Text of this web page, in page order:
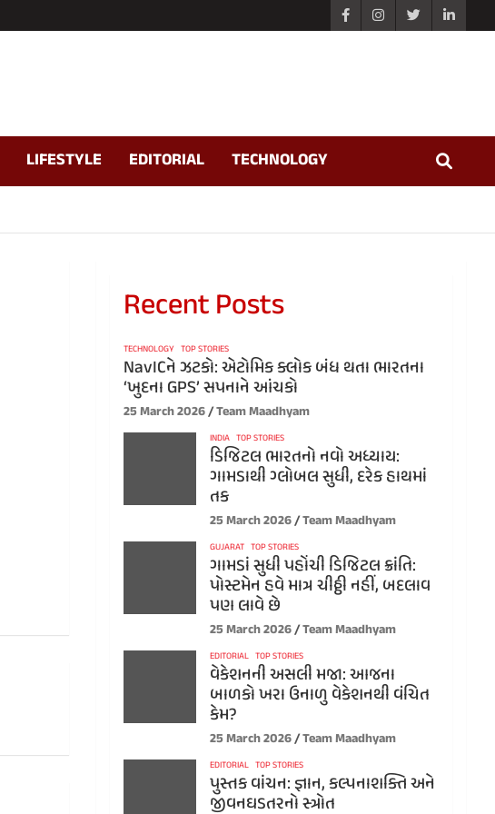
LIFESTYLE EDITORIAL TECHNOLOGY
Recent Posts
TECHNOLOGY TOP STORIES
NavICને ઝટકો: એટોમિક ક્લોક બંધ થતા ભારતના
‘ખુદના GPS’ સપનાને આંચકો
25 March 2026 Team Maadhyam
INDIA TOP STORIES
ડિજિટલ ભારતનો નવો અધ્યાય:
ગામડાથી ગ્લોબલ સુધી, દરેક હાથમાં
તક
25 March 2026 Team Maadhyam
GUJARAT TOP STORIES
ગામડાં સુધી પહોંચી ડિજિટલ ક્રાંતિ:
પોસ્ટમેન હવે માત્ર ચીઠ્ઠી નહીં, બદલાવ
પણ લાવે છે
25 March 2026 Team Maadhyam
EDITORIAL TOP STORIES
વેકેશનની અસલી મજા: આજના
બાળકો ખરા ઉનાળુ વેકેશનથી વંચિત
કેમ?
25 March 2026 Team Maadhyam
EDITORIAL TOP STORIES
પુસ્તક વાંચન: જ્ઞાન, કલ્પનાશક્તિ અને
જીવનઘડતરનો સ્ત્રોત